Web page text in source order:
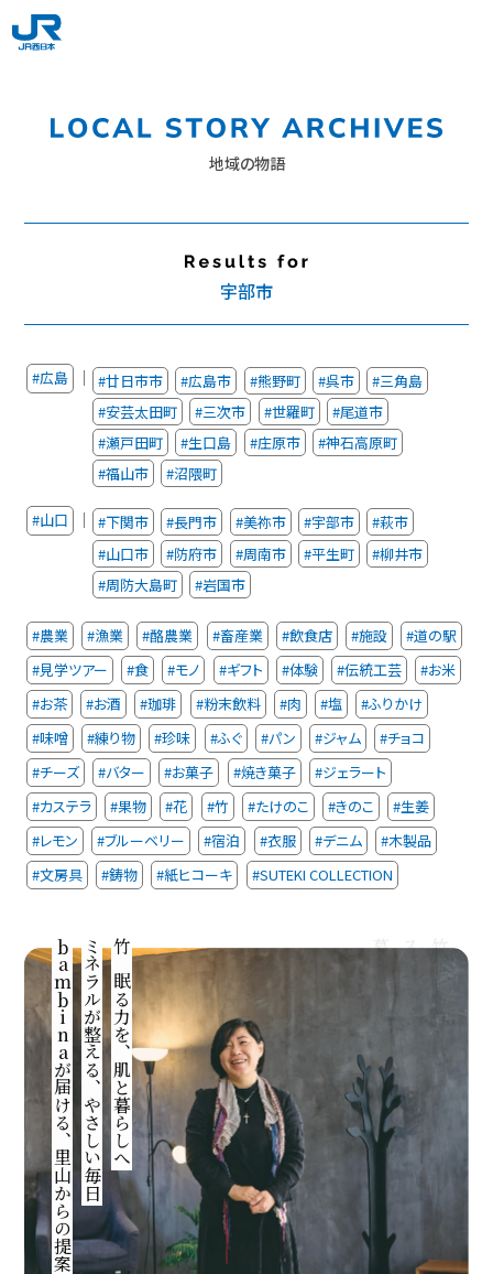
地域の物語
宇部市
#広島 ｜ #廿日市市 #広島市 #熊野町 #呉市
#三角島
#安芸太田町
#三次市 #世羅町
#尾道市
#瀬戸田町
#生口島 #庄原市
#神石高原町
#福山市
#沼隈町
#山口 ｜ #下関市 #長門市 #美祢市 #宇部市
#萩市
#山口市
#防府市 #周南市 #平生町
#柳井市
#周防大島町
#岩国市
#農業 #漁業 #酪農業 #畜産業 #飲食店 #施設
#道の駅
#見学ツアー
#食 #モノ #ギフト #体験 #伝統工芸
#お米
#お茶
#お酒 #珈琲 #粉末飲料 #肉 #塩
#ふりかけ
#味噌
#練り物 #珍味 #ふぐ #パン #ジャム
#チョコ
#チーズ
#バター #お菓子 #焼き菓子
#ジェラート
#カステラ
#果物 #花 #竹 #たけのこ #きのこ
#生姜
#レモン
#ブルーベリー #宿泊 #衣服 #デニム
#木製品
#文房具
#鋳物 #紙ヒコーキ #SUTEKI COLLECTION
竹に眠る力を、肌と暮らしへ
ミネラルが整える、やさしい毎日
bambinaが届ける、里山からの提案 竹の力で体の内外から美しく
スキンケアから洗濯、ぬか漬けまで
暮らしに息づく、自然のやさしさ